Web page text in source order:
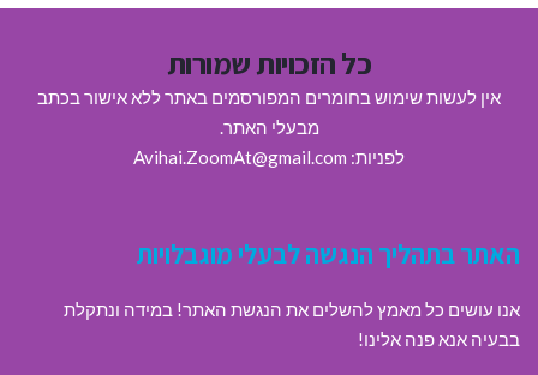
כל הזכויות שמורות
אין לעשות שימוש בחומרים המפורסמים באתר ללא אישור בכתב
מבעלי האתר.
לפניות: Avihai.ZoomAt@gmail.com
האתר בתהליך הנגשה לבעלי מוגבלויות
אנו עושים כל מאמץ להשלים את הנגשת האתר! במידה ונתקלת
בבעיה אנא פנה אלינו!